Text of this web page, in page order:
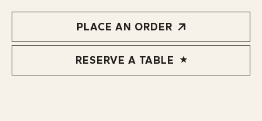
PLACE AN ORDER
RESERVE A TABLE